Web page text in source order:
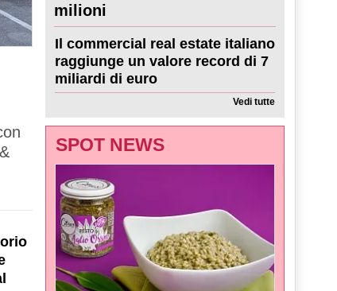
milioni
Il commercial real estate italiano
raggiunge un valore record di 7
miliardi di euro
Vedi tutte
SPOT NEWS